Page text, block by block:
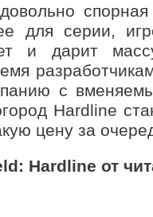
для серии,
и дарит
с
Hardline
цену за
Hardline от